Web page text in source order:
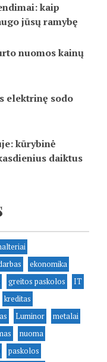
kaip
jūsų ramybę
nuomos kainų
elektrinę sodo
kūrybinė
daiktus
ekonomika
greitos paskolos
IT
kreditas
Luminor
metalai
nuoma
paskolos